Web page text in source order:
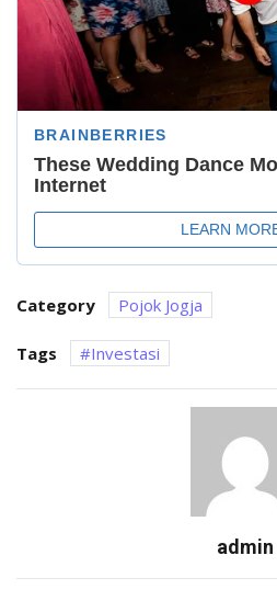
Category Pojok Jogja
Tags Investasi
admin